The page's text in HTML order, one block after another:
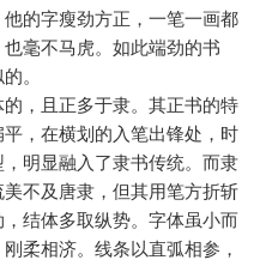
的字瘦劲方正，一笔一画都
毫不马虎。如此端劲的书
。
，且正多于隶。其正书的特
，在横划的入笔出锋处，时
明显融入了隶书传统。而隶
不及唐隶，但其用笔方折斩
结体多取纵势。字体虽小而
柔相济。线条以直弧相参，